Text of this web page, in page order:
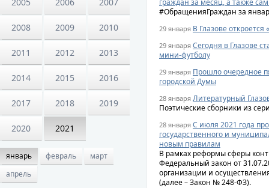
2008 2009 2010
2011 2012 2013
2014 2015 2016
2017 2018 2019
2020 2021
январь февраль
март
апрель
граждан за месяц, а также
#ОбращенияГраждан за
29 января В Глазове
29 января Сегодня в Глазове
мини-футболу
29 января Прошло очередное
городской Думы
28 января Литературный
Поэтические сборники из
28 января С июля 2021 года
государственного и
новым правилам
В рамках реформы сферы
Федеральный закон от
организации и
(далее – Закон № 248-ФЗ).